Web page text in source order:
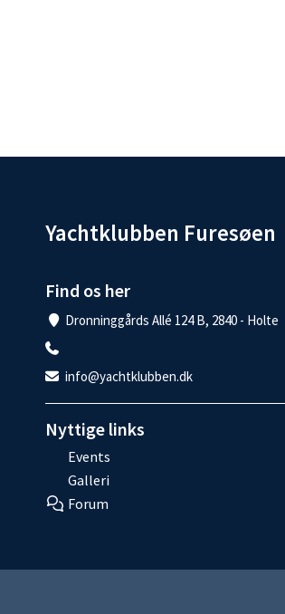
Yachtklubben Furesøen
Find os her
Dronninggårds Allé 124 B, 2840 - Holte
info@yachtklubben.dk
Nyttige links
Events
Galleri
Forum